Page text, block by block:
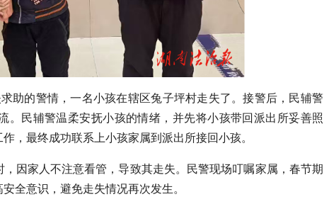
助的警情，一名小孩在辖区兔子坪村走失了。接警后，民辅警
。民辅警温柔安抚小孩的情绪，并先将小孩带回派出所妥善照
，最终成功联系上小孩家属到派出所接回小孩。
因家人不注意看管，导致其走失。民警现场叮嘱家属，春节期
全意识，避免走失情况再次发生。